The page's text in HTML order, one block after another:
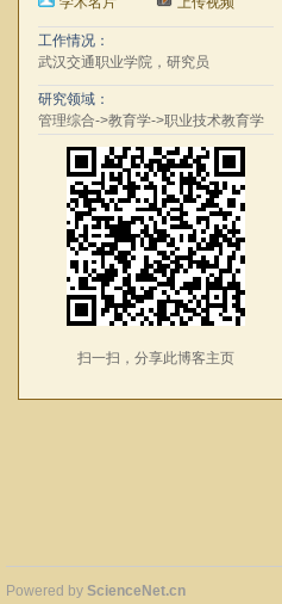
工作情况：
武汉交通职业学院，研究员
研究领域：
管理综合->教育学->职业技术教育学
扫一扫，分享此博客主页
Powered by ScienceNet.cn